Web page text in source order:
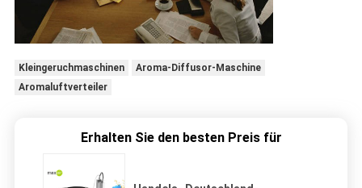
Kleingeruchmaschinen
Aroma-Diffusor-Maschine
Aromaluftverteiler
Erhalten Sie den besten Preis für